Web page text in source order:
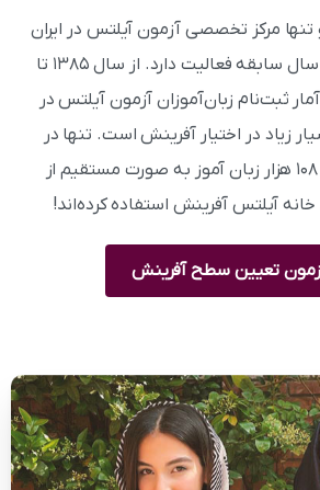
تنها مرکز تخصصی آزمون آیلتس در ایران
است که بیش از ۱۷ سال سابقه فعالیت دارد. از سال ۱۳۸۵ تا
ثبت‌نام زبان‌آموزان آزمون آیلتس در
زیاد در اختیار آفرینش است. تنها در
سال ۱۴۰۲ بیش از ۱۰۸ هزار زبان آموز به صورت مستقیم از
آیلتس آفرینش استفاده کرده‌اند!
تعیین سطح آفرینش